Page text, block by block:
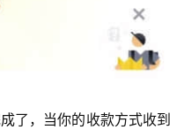
了，当你的收款方式收到